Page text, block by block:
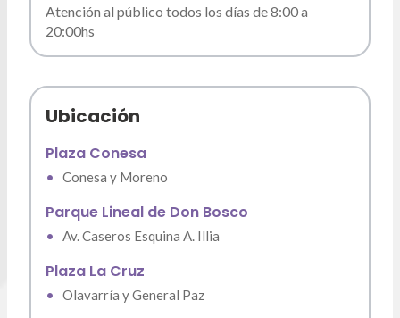
Atención al público todos los días de 8:00 a
20:00hs
Ubicación
Plaza Conesa
• Conesa y Moreno
Parque Lineal de Don Bosco
• Av. Caseros Esquina A. Illia
Plaza La Cruz
• Olavarría y General Paz